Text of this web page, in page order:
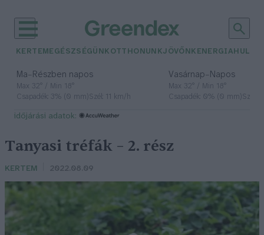
KERTEM EGÉSZSÉGÜNK OTTHONUNKJÖVŐNK ENERGIA
Ma– Részben napos
Max 32° / Min 18°
Csapadék: 3% (0 mm)Szél: 11 km/h
Vasárnap– Napos
Max 32° / Min 18°
Csapadék: 0% (0 mm)Szél:
időjárási adatok:
Tanyasi tréfák – 2. rész
KERTEM 2022.08.09